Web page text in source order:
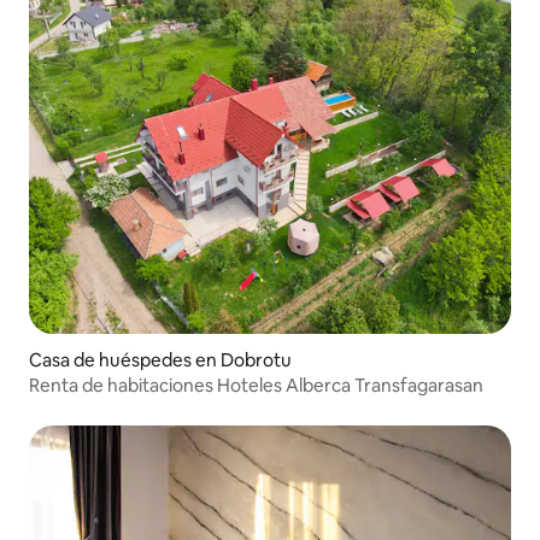
Casa de huéspedes en Dobrotu
Renta de habitaciones Hoteles Alberca Transfagarasan